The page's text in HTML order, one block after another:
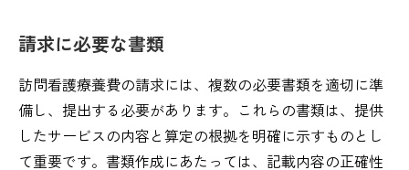
請求に必要な書類
訪問看護療養費の請求には、複数の必要書類を適切に準
備し、提出する必要があります。これらの書類は、提供
したサービスの内容と算定の根拠を明確に示すものとし
て重要です。書類作成にあたっては、記載内容の正確性